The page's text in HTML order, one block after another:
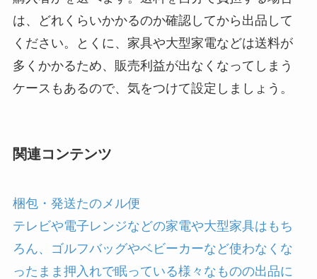
は、どれくらいかかるのか確認してから出品して
ください。とくに、家具や大型家電などは送料が
多くかかるため、販売利益が出なくなってしまう
ケースもあるので、気をつけて設定しましょう。
関連コンテンツ
梱包・発送たのメル便
テレビや電子レンジなどの家電や大型家具はもち
ろん、ゴルフバッグやベビーカーなど使わなくな
ったまま押入れで眠っている様々なものの出品に